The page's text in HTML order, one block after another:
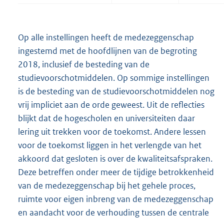
Op alle instellingen heeft de medezeggenschap
ingestemd met de hoofdlijnen van de begroting
2018, inclusief de besteding van de
studievoorschotmiddelen. Op sommige instellingen
is de besteding van de studievoorschotmiddelen nog
vrij impliciet aan de orde geweest. Uit de reflecties
blijkt dat de hogescholen en universiteiten daar
lering uit trekken voor de toekomst. Andere lessen
voor de toekomst liggen in het verlengde van het
akkoord dat gesloten is over de kwaliteitsafspraken.
Deze betreffen onder meer de tijdige betrokkenheid
van de medezeggenschap bij het gehele proces,
ruimte voor eigen inbreng van de medezeggenschap
en aandacht voor de verhouding tussen de centrale